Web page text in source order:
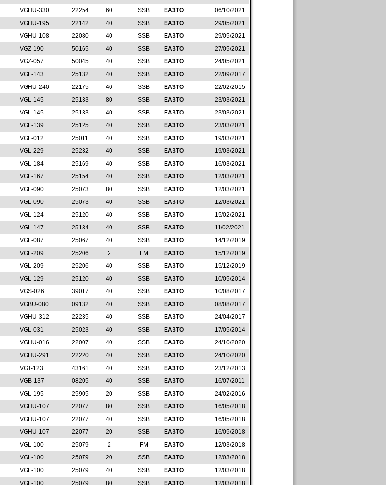
VGHU-330 22254 60 SSB EA3TO
06/10/2021
VGHU-195 22142 40 SSB EA3TO
29/05/2021
VGHU-108 22080 40 SSB EA3TO
29/05/2021
VGZ-190 50165 40 SSB EA3TO
27/05/2021
VGZ-057 50045 40 SSB EA3TO
24/05/2021
VGL-143 25132 40 SSB EA3TO
22/09/2017
VGHU-240 22175 40 SSB EA3TO
22/02/2015
VGL-145 25133 80 SSB EA3TO
23/03/2021
VGL-145 25133 40 SSB EA3TO
23/03/2021
VGL-139 25125 40 SSB EA3TO
23/03/2021
VGL-012 25011 40 SSB EA3TO
19/03/2021
VGL-229 25232 40 SSB EA3TO
19/03/2021
VGL-184 25169 40 SSB EA3TO
16/03/2021
VGL-167 25154 40 SSB EA3TO
12/03/2021
VGL-090 25073 80 SSB EA3TO
12/03/2021
VGL-090 25073 40 SSB EA3TO
12/03/2021
VGL-124 25120 40 SSB EA3TO
15/02/2021
VGL-147 25134 40 SSB EA3TO
11/02/2021
VGL-087 25067 40 SSB EA3TO
14/12/2019
VGL-209 25206 2 FM EA3TO
15/12/2019
VGL-209 25206 40 SSB EA3TO
15/12/2019
VGL-129 25120 40 SSB EA3TO
10/05/2014
VGS-026 39017 40 SSB EA3TO
10/08/2017
VGBU-080 09132 40 SSB EA3TO
08/08/2017
VGHU-312 22235 40 SSB EA3TO
24/04/2017
VGL-031 25023 40 SSB EA3TO
17/05/2014
VGHU-016 22007 40 SSB EA3TO
24/10/2020
VGHU-291 22220 40 SSB EA3TO
24/10/2020
VGT-123 43161 40 SSB EA3TO
23/12/2013
VGB-137 08205 40 SSB EA3TO
16/07/2011
VGL-195 25905 20 SSB EA3TO
24/02/2016
VGHU-107 22077 80 SSB EA3TO
16/05/2018
VGHU-107 22077 40 SSB EA3TO
16/05/2018
VGHU-107 22077 20 SSB EA3TO
16/05/2018
VGL-100 25079 2 FM EA3TO
12/03/2018
VGL-100 25079 20 SSB EA3TO
12/03/2018
VGL-100 25079 40 SSB EA3TO
12/03/2018
VGL-100 25079 80 SSB EA3TO 12/03/2018